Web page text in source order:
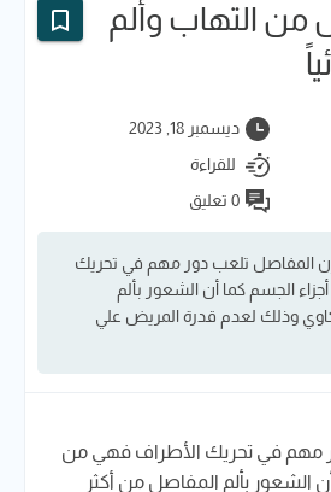
من التهاب وألم
ديسمبر 18, 2023
للقراءة
0 تعليق
المفاصل تلعب دور مهم في تحريك
الجسم كما أن الشعور بألم
وذلك لعدم قدرة المريض علي
مهم في تحريك الأطراف فهي من
الشعور بألم المفاصل من أكثر